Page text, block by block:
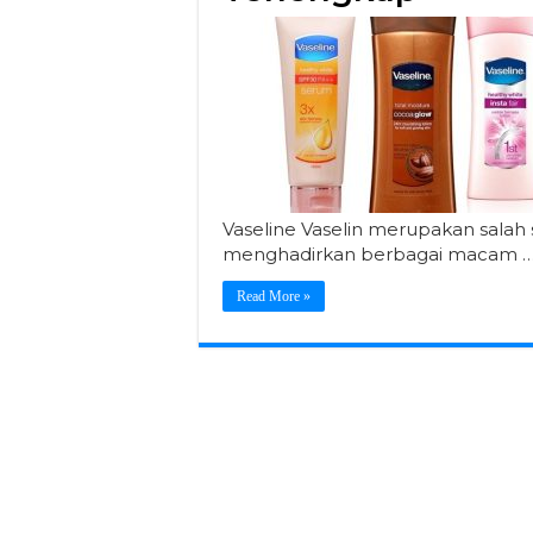
Vaseline Vaselin merupakan
menghadirkan berbagai macam
Read More »